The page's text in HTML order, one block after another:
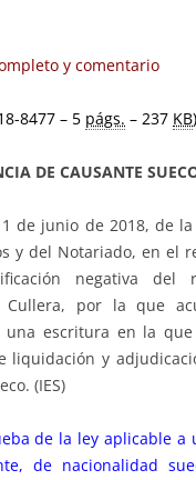
y comentario
8477 – 5 págs. – 237 KB)
DE CAUSANTE
de junio de 2018, de
y del Notariado, en el
negativa del
Cullera, por la que
una escritura en la
liquidación y
(IES)
de la ley aplicable a
de nacionalidad